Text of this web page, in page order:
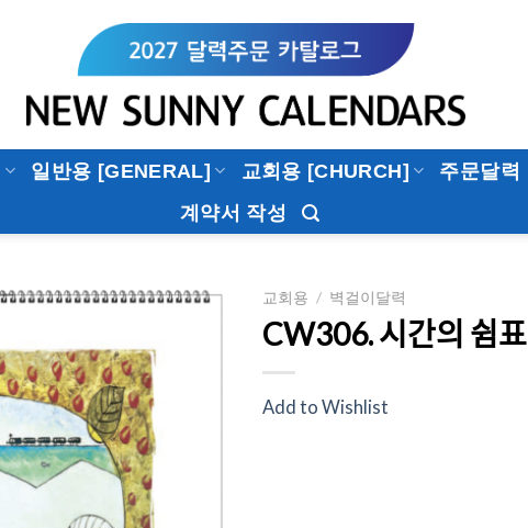
일반용 [GENERAL] 교회용 [CHURCH] 주문달력
계약서 작성
교회용 / 벽걸이달력
CW306. 시간의 쉼표
Add to Wishlist